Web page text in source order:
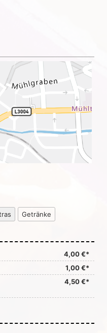
Getränke
4,00 €*
1,00 €*
4,50 €*